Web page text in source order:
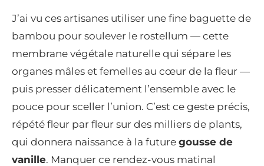
J’ai vu ces artisanes utiliser une fine baguette de
bambou pour soulever le rostellum — cette
membrane végétale naturelle qui sépare les
organes mâles et femelles au cœur de la fleur —
puis presser délicatement l’ensemble avec le
pouce pour sceller l’union. C’est ce geste précis,
répété fleur par fleur sur des milliers de plants,
qui donnera naissance à la future gousse de
vanille. Manquer ce rendez-vous matinal